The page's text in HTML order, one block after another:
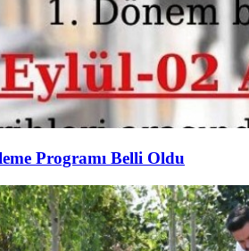
Programı Belli Oldu